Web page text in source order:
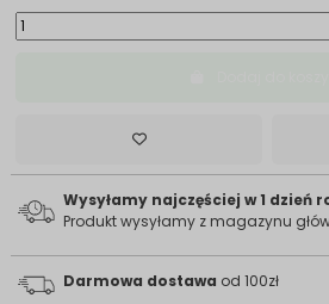
Wysyłamy najczęściej w 1 dzień
Produkt wysyłamy z magazynu
Darmowa dostawa od 100zł